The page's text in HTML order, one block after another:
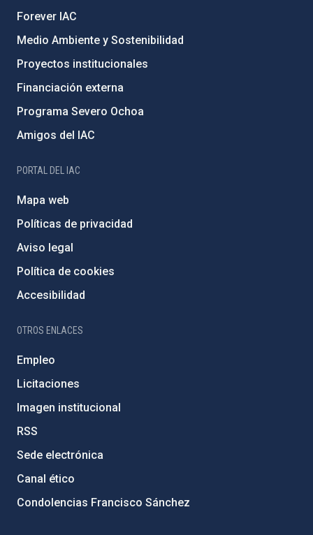
Forever IAC
Medio Ambiente y Sostenibilidad
Proyectos institucionales
Financiación externa
Programa Severo Ochoa
Amigos del IAC
PORTAL DEL IAC
Mapa web
Políticas de privacidad
Aviso legal
Política de cookies
Accesibilidad
OTROS ENLACES
Empleo
Licitaciones
Imagen institucional
RSS
Sede electrónica
Canal ético
Condolencias Francisco Sánchez